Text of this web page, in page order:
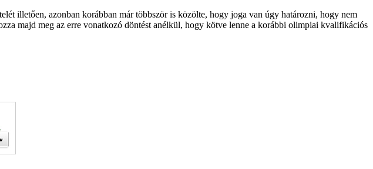
illetően, azonban korábban már többször is közölte, hogy joga van úgy határozni, hogy nem
majd meg az erre vonatkozó döntést anélkül, hogy kötve lenne a korábbi olimpiai kvalifikációs